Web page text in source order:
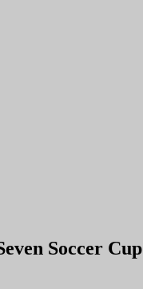
Soccer Cup